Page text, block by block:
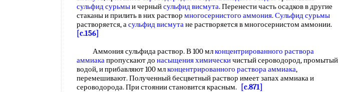
сульфид сурьмыи черныйсульфид висмута. Перенести часть осадков в другие
стаканы и прилить в них раствор многосернистого аммония.Сульфид сурьмы
растворяется, асульфид висмутане растворяется в многосернистом аммонии.
[c.156]
Аммония сульфида раствор. В 100 млконцентрированного раствора
аммиакапропускают до насыщения химическичистый сероводород, промытый
водой, и прибавляют 100 млконцентрированного раствора аммиака,
перемешивают. Полученный бесцветный раствор имеет запах аммиака и
сероводорода. При стоянии становится красным.
[c.871]